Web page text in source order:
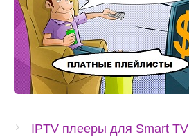
IPTV плееры для Smart TV